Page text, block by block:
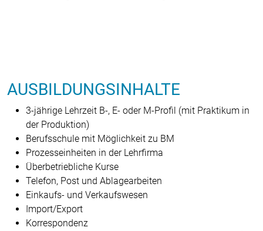
AUSBILDUNGSINHALTE
3-jährige Lehrzeit B-, E- oder M-Profil (mit Praktikum in
der Produktion)
Berufsschule mit Möglichkeit zu BM
Prozesseinheiten in der Lehrfirma
Überbetriebliche Kurse
Telefon, Post und Ablagearbeiten
Einkaufs- und Verkaufswesen
Import/Export
Korrespondenz